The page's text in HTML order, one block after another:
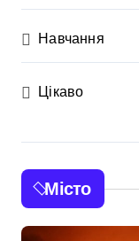
Навчання
Цікаво
Місто